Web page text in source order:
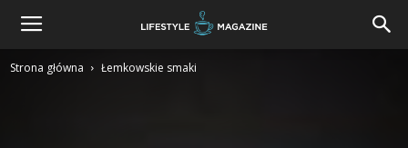
Strona główna Łemkowskie smaki